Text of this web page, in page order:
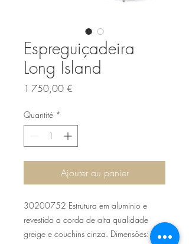
Espreguiçadeira
Long Island
1 750,00 €
Quantité *
Ajouter au panier
30200752 Estrutura em aluminio e
revestido a corda de alta qualidade
greige e couchins cinza. Dimensões: